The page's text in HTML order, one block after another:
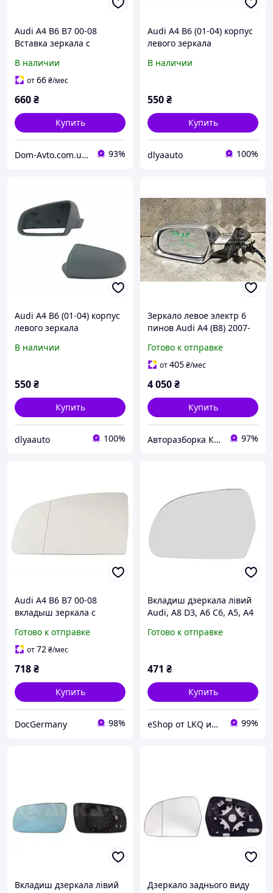
Audi A4 B6 B7 00-08
Вставка зеркала с
В наличии
от66₴/мес
660₴
Купить
Dom-Avto.com.ua - Запчастини та аксесуари за вигідною ціною 93%
Audi A4 B6 (01-04) корпус
левого зеркала
В наличии
550₴
Купить
dlyaauto 100%
Audi A4 B6 (01-04) корпус
левого зеркала
В наличии
550₴
Купить
dlyaauto 100%
Зеркало левое электр 6
пинов Audi A4 (B8) 2007-
Готово к отправке
от405₴/мес
4 050₴
Купить
Авторазборка Киев б/у автозапчасти 97%
Audi A4 B6 B7 00-08
вкладыш зеркала с
арт. DA-12820
Готово к отправке
от72₴/мес
718₴
Купить
DocGermany 98%
Вкладиш дзеркала лівий
Audi, A8 D3, A6 C6, A5, A4
Starline CP AI-A3-03-3580L
Готово к отправке
471 ₴
Купить
eShop от LKQ интернет-магазин автозапчастей 99%
Вкладиш дзеркала лівий
Дзеркало заднього виду